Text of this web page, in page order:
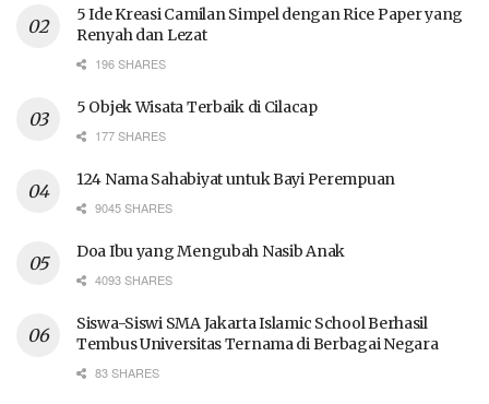
5 Ide Kreasi Camilan Simpel dengan Rice Paper yang
Renyah dan Lezat
196 SHARES
5 Objek Wisata Terbaik di Cilacap
177 SHARES
124 Nama Sahabiyat untuk Bayi Perempuan
9045 SHARES
Doa Ibu yang Mengubah Nasib Anak
4093 SHARES
Siswa-Siswi SMA Jakarta Islamic School Berhasil
Tembus Universitas Ternama di Berbagai Negara
83 SHARES